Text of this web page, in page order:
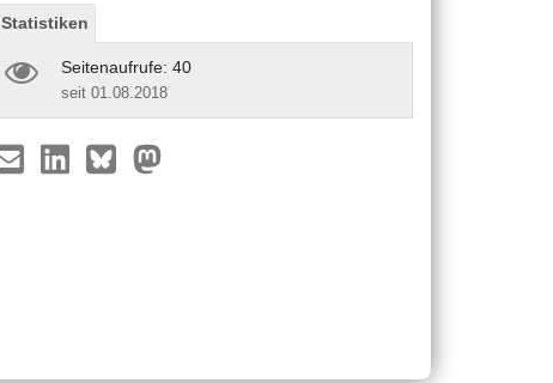
Statistiken
Seitenaufrufe: 40
seit 01.08.2018